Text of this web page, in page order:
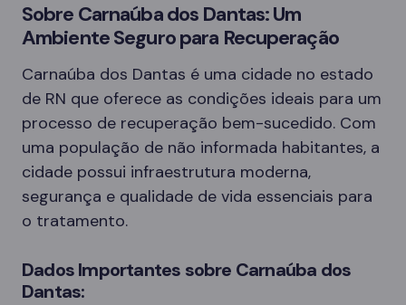
Sobre Carnaúba dos Dantas: Um
Ambiente Seguro para Recuperação
Carnaúba dos Dantas é uma cidade no estado
de RN que oferece as condições ideais para um
processo de recuperação bem-sucedido. Com
uma população de não informada habitantes, a
cidade possui infraestrutura moderna,
segurança e qualidade de vida essenciais para
o tratamento.
Dados Importantes sobre Carnaúba dos
Dantas: